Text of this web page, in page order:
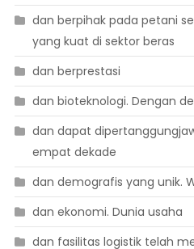
dan berpihak pada petani
yang kuat di sektor beras
dan berprestasi
dan bioteknologi. Dengan
dan dapat
empat dekade
dan demografis yang unik.
dan ekonomi. Dunia usaha
dan fasilitas logistik telah